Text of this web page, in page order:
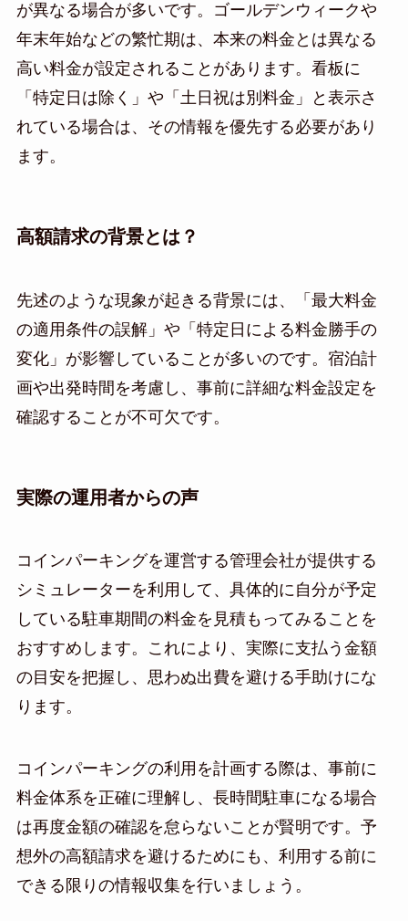
が異なる場合が多いです。ゴールデンウィークや
年末年始などの繁忙期は、本来の料金とは異なる
高い料金が設定されることがあります。看板に
「特定日は除く」や「土日祝は別料金」と表示さ
れている場合は、その情報を優先する必要があり
ます。
高額請求の背景とは？
先述のような現象が起きる背景には、「最大料金
の適用条件の誤解」や「特定日による料金勝手の
変化」が影響していることが多いのです。宿泊計
画や出発時間を考慮し、事前に詳細な料金設定を
確認することが不可欠です。
実際の運用者からの声
コインパーキングを運営する管理会社が提供する
シミュレーターを利用して、具体的に自分が予定
している駐車期間の料金を見積もってみることを
おすすめします。これにより、実際に支払う金額
の目安を把握し、思わぬ出費を避ける手助けにな
ります。
コインパーキングの利用を計画する際は、事前に
料金体系を正確に理解し、長時間駐車になる場合
は再度金額の確認を怠らないことが賢明です。予
想外の高額請求を避けるためにも、利用する前に
できる限りの情報収集を行いましょう。